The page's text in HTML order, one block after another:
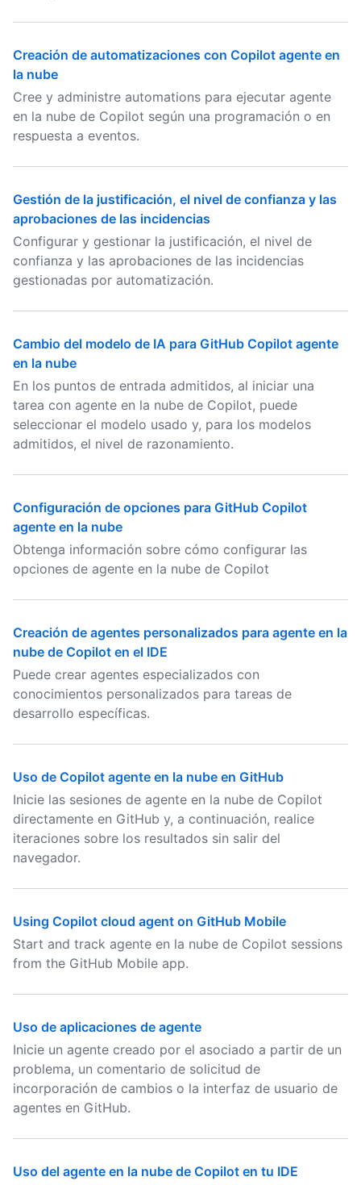
Creación de automatizaciones con Copilot agente en
la nube
Cree y administre automations para ejecutar agente
en la nube de Copilot según una programación o en
respuesta a eventos.
Gestión de la justificación, el nivel de confianza y las
aprobaciones de las incidencias
Configurar y gestionar la justificación, el nivel de
confianza y las aprobaciones de las incidencias
gestionadas por automatización.
Cambio del modelo de IA para GitHub Copilot agente
en la nube
En los puntos de entrada admitidos, al iniciar una
tarea con agente en la nube de Copilot, puede
seleccionar el modelo usado y, para los modelos
admitidos, el nivel de razonamiento.
Configuración de opciones para GitHub Copilot
agente en la nube
Obtenga información sobre cómo configurar las
opciones de agente en la nube de Copilot
Creación de agentes personalizados para agente en la
nube de Copilot en el IDE
Puede crear agentes especializados con
conocimientos personalizados para tareas de
desarrollo específicas.
Uso de Copilot agente en la nube en GitHub
Inicie las sesiones de agente en la nube de Copilot
directamente en GitHub y, a continuación, realice
iteraciones sobre los resultados sin salir del
navegador.
Using Copilot cloud agent on GitHub Mobile
Start and track agente en la nube de Copilot sessions
from the GitHub Mobile app.
Uso de aplicaciones de agente
Inicie un agente creado por el asociado a partir de un
problema, un comentario de solicitud de
incorporación de cambios o la interfaz de usuario de
agentes en GitHub.
Uso del agente en la nube de Copilot en tu IDE